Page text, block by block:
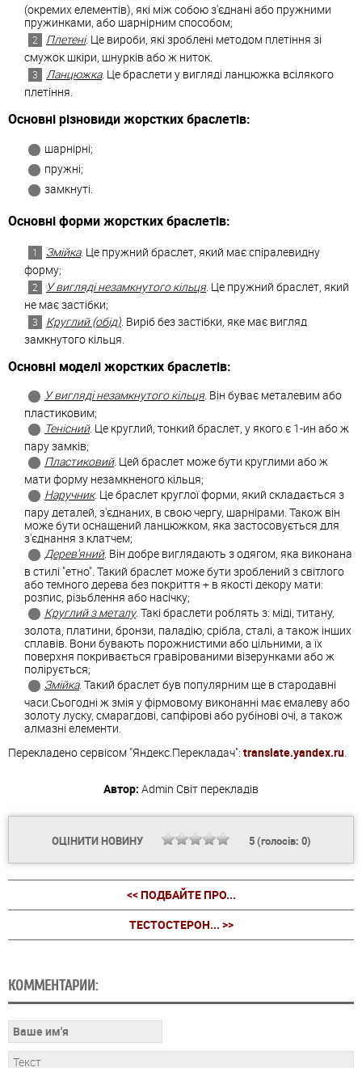
(окремих елементів), які між собою з'єднані або пружними
пружинками, або шарнірним способом;
Плетені. Це вироби, які зроблені методом плетіння зі
смужок шкіри, шнурків або ж ниток.
Ланцюжка. Це браслети у вигляді ланцюжка всілякого
плетіння.
Основні різновиди жорстких браслетів:
шарнірні;
пружні;
замкнуті.
Основні форми жорстких браслетів:
Змійка. Це пружний браслет, який має спіралевидну
форму;
У вигляді незамкнутого кільця. Це пружний браслет, який
не має застібки;
Круглий (обід) . Виріб без застібки, яке має вигляд
замкнутого кільця.
Основні моделі жорстких браслетів:
У вигляді незамкнутого кільця. Він буває металевим або
пластиковим;
Тенісний. Це круглий, тонкий браслет, у якого є 1-ин або ж
пару замків;
Пластиковий. Цей браслет може бути круглими або ж
мати форму незамкненого кільця;
Наручник. Це браслет круглої форми, який складається з
пару деталей, з'єднаних, в свою чергу, шарнірами. Також він
може бути оснащений ланцюжком, яка застосовується для
з'єднання з клатчем;
Дерев'яний. Він добре виглядають з одягом, яка виконана
в стилі "етно". Такий браслет може бути зроблений з світлого
або темного дерева без покриття + в якості декору мати:
розпис, різьблення або насічку;
Круглий з металу. Такі браслети роблять з: міді, титану,
золота, платини, бронзи, паладію, срібла, сталі, а також інших
сплавів. Вони бувають порожнистими або цільними, а їх
поверхня покривається гравірованими візерунками або ж
полірується;
Змійка. Такий браслет був популярним ще в стародавні
часи.Сьогодні ж змія у фірмовому виконанні має емалеву або
золоту луску, смарагдові, сапфірові або рубінові очі, а також
алмазні елементи.
Перекладено сервісом "Яндекс.Перекладач": translate.yandex.ru.
Автор: Admin Світ перекладів
ОЦІНИТИ НОВИНУ 5(голосів: 0)
<< ПОДБАЙТЕ ПРО...
ТЕСТОСТЕРОН... >>
КОММЕНТАРИИ: